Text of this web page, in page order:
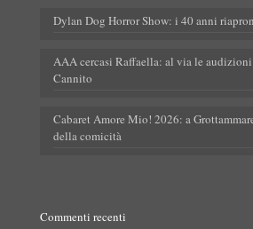
Dylan Dog Horror Show: i 40 anni
AAA cercasi Raffaella: al via le
Cannito
Cabaret Amore Mio! 2026: a
della comicità
Commenti recenti